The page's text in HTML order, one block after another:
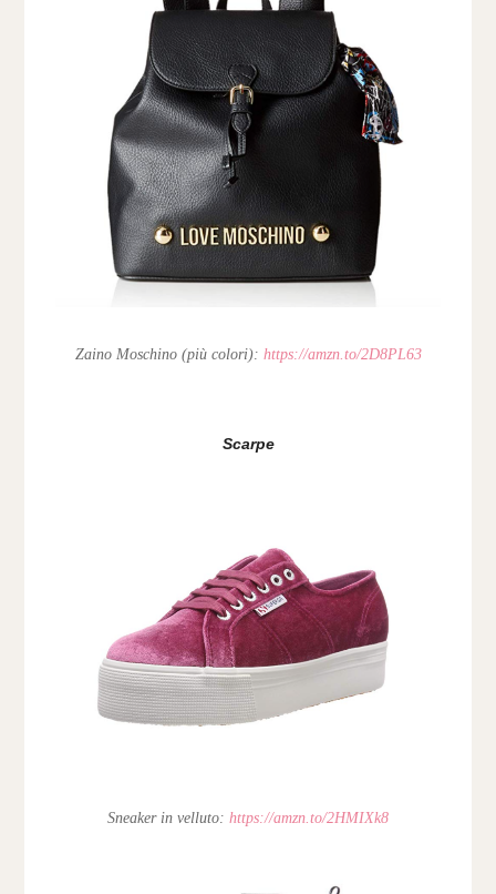
Zaino Moschino (più colori): https://amzn.to/2D8PL63
Scarpe
Sneaker in velluto: https://amzn.to/2HMIXk8